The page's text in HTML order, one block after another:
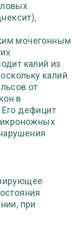
мочегонным
калий из
калий
от
в
дефицит
икроножных
при